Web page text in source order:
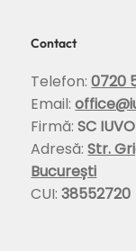
Contact
Telefon:0720
Email:
Firmă:SC
Adresă:Str.
București
CUI:38552720